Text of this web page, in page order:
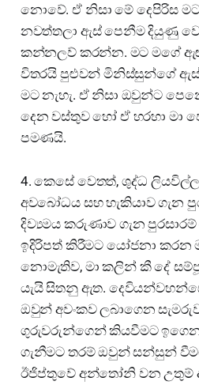
නොවේ. ඒ නිසා මේ දෙපිරිස
නවත්තලා ඇස් පෙනීම දියුණු
කන්නලව් කරන්න. මට මගේ
විතරයි පුළුවන් මිනිස්සුන්ගේ
මට නැහැ. ඒ නිසා ඔවුන්ට
දෙන වස්තුව හෝ ඒ හරහා මා
පමණයි.
4. කෙසේ වෙතත්, ශුද්ධ
අවබෝධය සහ හැකියාව ගැන
දිව්‍යමය කරුණාව ගැන පුරසාරම්
ඉදිරිපත් කිරීමට යෝජනා කරන
නොමැතිව, මා කලින් කී දේ
යැයි සිතනු ඇත.
ඔවුන් අවංකව ලබාගෙන
ගුරුවරුන්ගෙන් කියවීමට ඉගෙන
ගැනීමට තරම් ඔවුන් සන්සුන්
ඊජිප්තුවේ අන්තෝනි වන උතුම්